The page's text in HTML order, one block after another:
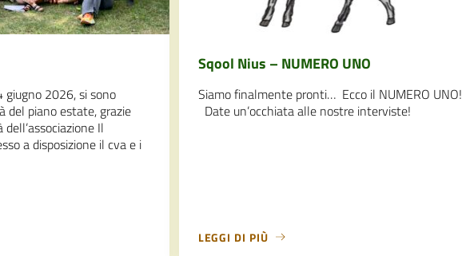
2026, si sono
piano estate, grazie
Il
a disposizione il cva e i
Sqool Nius – NUMERO UNO
Siamo finalmente pronti… Ecco il NUMERO UNO!
Date un’occhiata alle nostre interviste!
LEGGI DI PIÙ